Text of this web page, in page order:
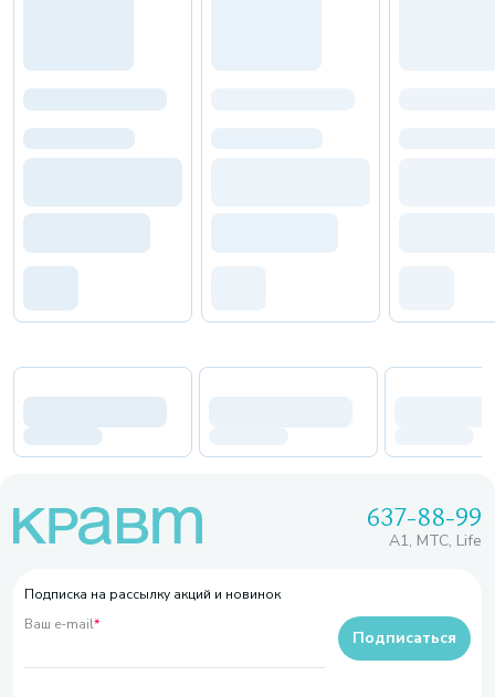
637-88-99
A1, МТС, Life
Подписка на рассылку акций и новинок
Ваш e-mail*
Подписаться